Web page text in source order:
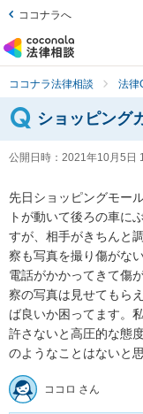
ココナラへ
ココナラ法律相談 法律
ショッピング
公開日時： 2021年10月5日
先日ショッピングモー
トが動いて後ろの車に
すが、相手がきちんと
察も写真を撮り傷がな
電話がかかってきて傷
察の写真は見せてもら
ば良いか困ってます。
許さないと高圧的な態
のようなことはないと
ココロ さん